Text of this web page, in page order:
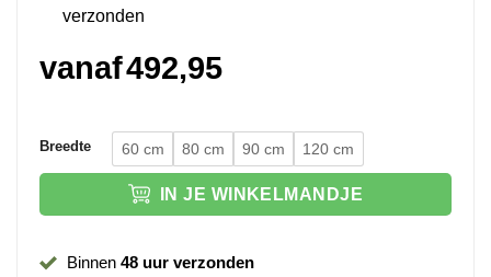
verzonden
vanaf492,95
Breedte 60 cm 80 cm 90 cm 120 cm
IN JE WINKELMANDJE
Binnen 48 uur verzonden